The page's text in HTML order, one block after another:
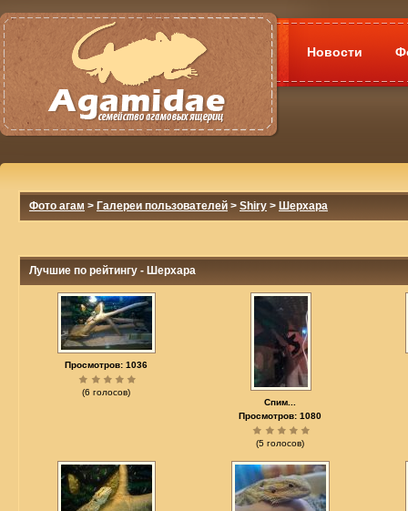
Новости
Фото агам > Галереи пользователей > Shiry > Шерхара
Лучшие по рейтингу - Шерхара
Просмотров: 1036
(6 голосов)
Спим...
Просмотров: 1080
(5 голосов)